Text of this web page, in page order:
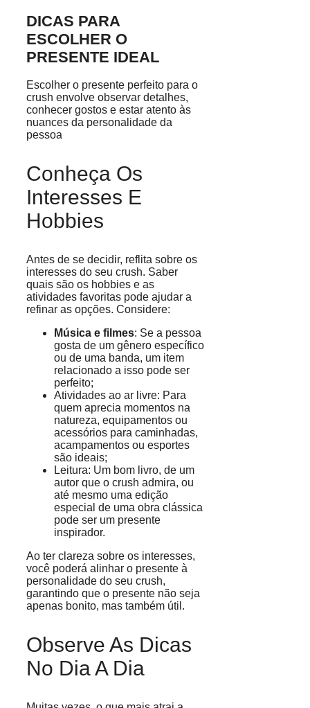
DICAS PARA
ESCOLHER O
PRESENTE IDEAL
Escolher o presente perfeito para o
crush envolve observar detalhes,
conhecer gostos e estar atento às
nuances da personalidade da
pessoa
Conheça Os
Interesses E
Hobbies
Antes de se decidir, reflita sobre os
interesses do seu crush. Saber
quais são os hobbies e as
atividades favoritas pode ajudar a
refinar as opções. Considere:
Música e filmes: Se a pessoa
gosta de um gênero específico
ou de uma banda, um item
relacionado a isso pode ser
perfeito;
Atividades ao ar livre: Para
quem aprecia momentos na
natureza, equipamentos ou
acessórios para caminhadas,
acampamentos ou esportes
são ideais;
Leitura: Um bom livro, de um
autor que o crush admira, ou
até mesmo uma edição
especial de uma obra clássica
pode ser um presente
inspirador.
Ao ter clareza sobre os interesses,
você poderá alinhar o presente à
personalidade do seu crush,
garantindo que o presente não seja
apenas bonito, mas também útil.
Observe As Dicas
No Dia A Dia